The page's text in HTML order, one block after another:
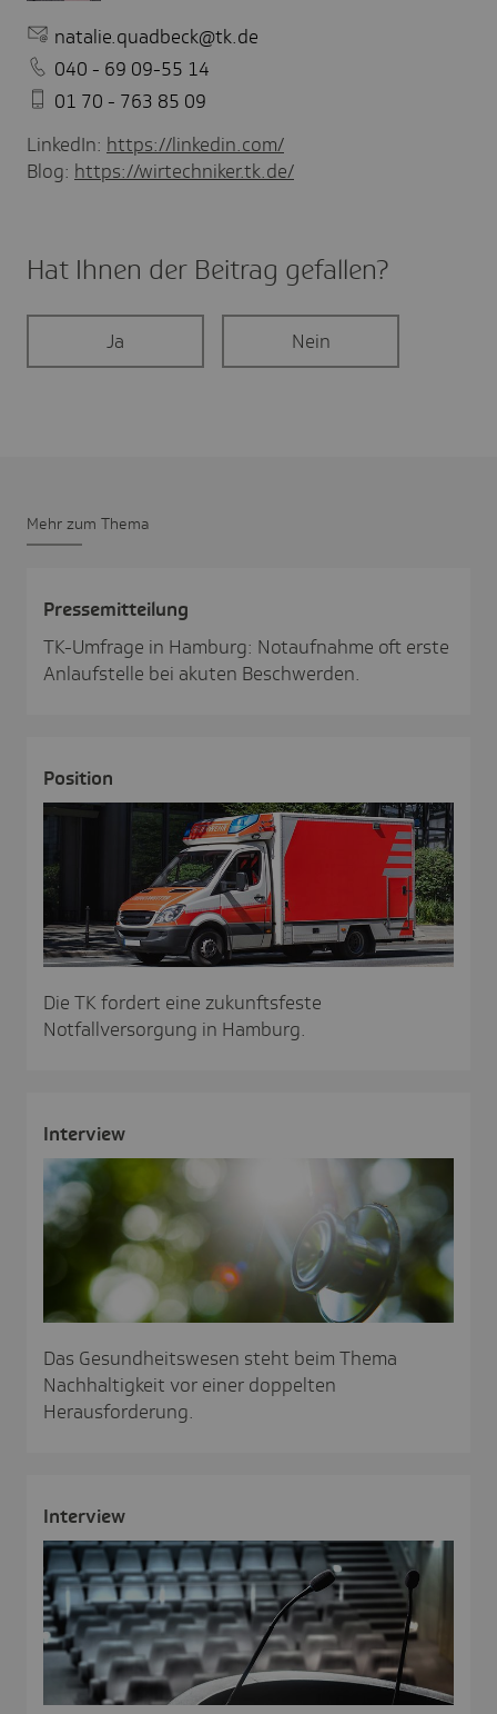
natalie.quadbeck@tk.de
040 - 69 09-55 14
01 70 - 763 85 09
LinkedIn: https://linkedin.com/
Blog: https://wirtechniker.tk.de/
Hat Ihnen der Beitrag gefal­len?
Ja Nein
Mehr zum Thema
Pres­se­mit­tei­lung
TK-Umfrage in Hamburg: Notaufnahme oft erste
Anlaufstelle bei akuten Beschwerden.
Posi­tion
Die TK fordert eine zukunftsfeste
Notfallversorgung in Hamburg.
Inter­view
Das Gesundheitswesen steht beim Thema
Nachhaltigkeit vor einer doppelten
Herausforderung.
Inter­view